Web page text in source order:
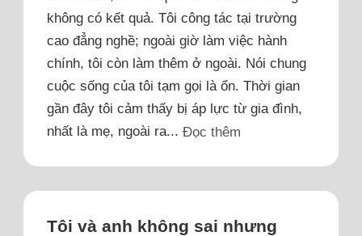
không có kết quả. Tôi công tác tại trường
cao đẳng nghề; ngoài giờ làm việc hành
chính, tôi còn làm thêm ở ngoài. Nói chung
cuộc sống của tôi tạm gọi là ổn. Thời gian
gần đây tôi cảm thấy bị áp lực từ gia đình,
nhất là mẹ, ngoài ra...Đọc thêm
Tôi và anh không sai nhưng